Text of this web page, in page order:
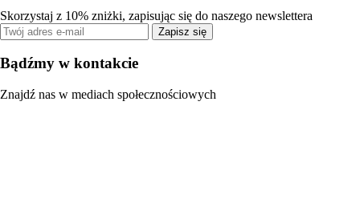
Skorzystaj z 10% zniżki, zapisując się do naszego newslettera
Zapisz się
Bądźmy w kontakcie
Znajdź nas w mediach społecznościowych